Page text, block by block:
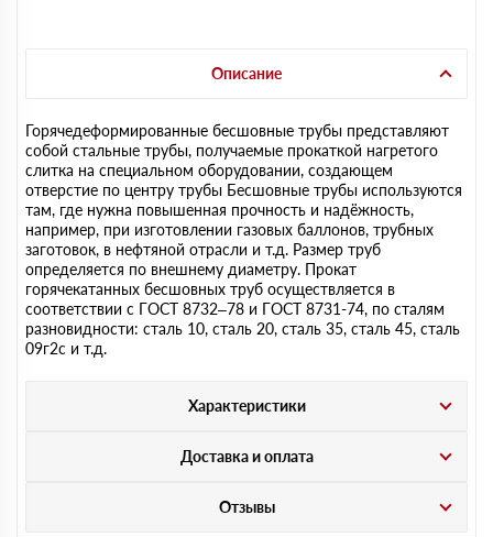
Описание
Горячедеформированные бесшовные трубы представляют
собой стальные трубы, получаемые прокаткой нагретого
слитка на специальном оборудовании, создающем
отверстие по центру трубы Бесшовные трубы используются
там, где нужна повышенная прочность и надёжность,
например, при изготовлении газовых баллонов, трубных
заготовок, в нефтяной отрасли и т.д. Размер труб
определяется по внешнему диаметру. Прокат
горячекатанных бесшовных труб осуществляется в
соответствии с ГОСТ 8732–78 и ГОСТ 8731-74, по сталям
разновидности: сталь 10, сталь 20, сталь 35, сталь 45, сталь
09г2с и т.д.
Характеристики
Доставка и оплата
Отзывы